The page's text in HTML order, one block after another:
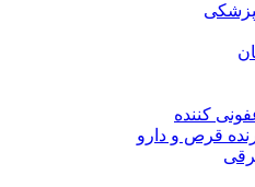
کننده
قرص و دارو